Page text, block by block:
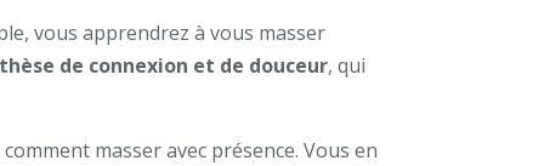
vous apprendrez à vous masser
de connexion et de douceur, qui
masser avec présence. Vous en